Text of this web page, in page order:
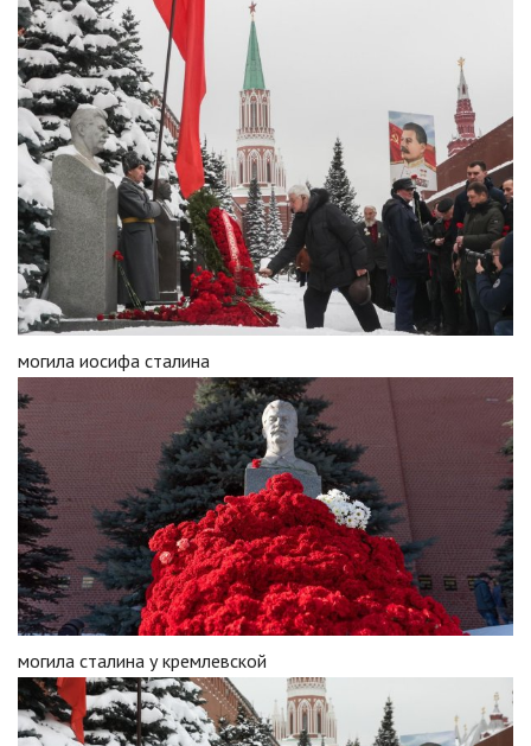
могила иосифа сталина
могила сталина у кремлевской